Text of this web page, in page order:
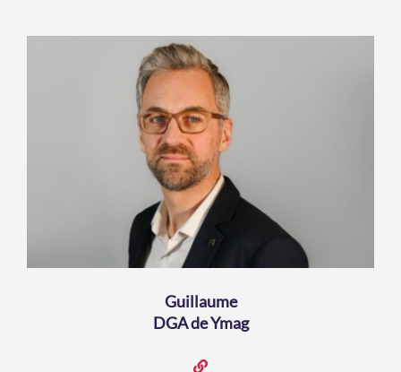
Guillaume
DGA de Ymag